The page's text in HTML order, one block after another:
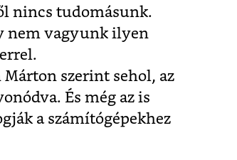
nincs tudomásunk.
nem vagyunk ilyen
szerint sehol, az
És még az is
a számítógépekhez